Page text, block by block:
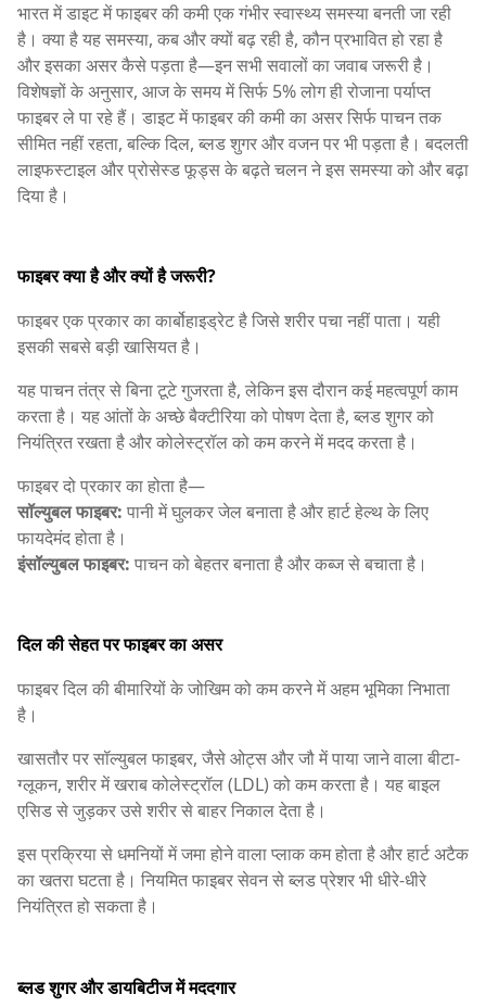
भारत में डाइट में फाइबर की कमी एक गंभीर स्वास्थ्य समस्या बनती जा रही
है। क्या है यह समस्या, कब और क्यों बढ़ रही है, कौन प्रभावित हो रहा है
और इसका असर कैसे पड़ता है—इन सभी सवालों का जवाब जरूरी है।
विशेषज्ञों के अनुसार, आज के समय में सिर्फ 5% लोग ही रोजाना पर्याप्त
फाइबर ले पा रहे हैं। डाइट में फाइबर की कमी का असर सिर्फ पाचन तक
सीमित नहीं रहता, बल्कि दिल, ब्लड शुगर और वजन पर भी पड़ता है। बदलती
लाइफस्टाइल और प्रोसेस्ड फूड्स के बढ़ते चलन ने इस समस्या को और बढ़ा
दिया है।
फाइबर क्या है और क्यों है जरूरी?
फाइबर एक प्रकार का कार्बोहाइड्रेट है जिसे शरीर पचा नहीं पाता। यही
इसकी सबसे बड़ी खासियत है।
यह पाचन तंत्र से बिना टूटे गुजरता है, लेकिन इस दौरान कई महत्वपूर्ण काम
करता है। यह आंतों के अच्छे बैक्टीरिया को पोषण देता है, ब्लड शुगर को
नियंत्रित रखता है और कोलेस्ट्रॉल को कम करने में मदद करता है।
फाइबर दो प्रकार का होता है—
सॉल्युबल फाइबर: पानी में घुलकर जेल बनाता है और हार्ट हेल्थ के लिए
फायदेमंद होता है।
इंसॉल्युबल फाइबर: पाचन को बेहतर बनाता है और कब्ज से बचाता है।
दिल की सेहत पर फाइबर का असर
फाइबर दिल की बीमारियों के जोखिम को कम करने में अहम भूमिका निभाता
है।
खासतौर पर सॉल्युबल फाइबर, जैसे ओट्स और जौ में पाया जाने वाला बीटा-
ग्लूकन, शरीर में खराब कोलेस्ट्रॉल (LDL) को कम करता है। यह बाइल
एसिड से जुड़कर उसे शरीर से बाहर निकाल देता है।
इस प्रक्रिया से धमनियों में जमा होने वाला प्लाक कम होता है और हार्ट अटैक
का खतरा घटता है। नियमित फाइबर सेवन से ब्लड प्रेशर भी धीरे-धीरे
नियंत्रित हो सकता है।
ब्लड शुगर और डायबिटीज में मददगार